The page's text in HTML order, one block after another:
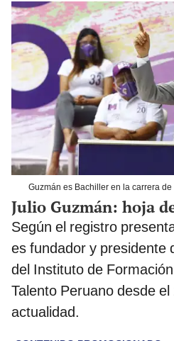
Guzmán es Bachiller en la carrera
Julio Guzmán: hoja
Según el registro
es fundador y presidente
del Instituto de
Talento Peruano desde
actualidad.